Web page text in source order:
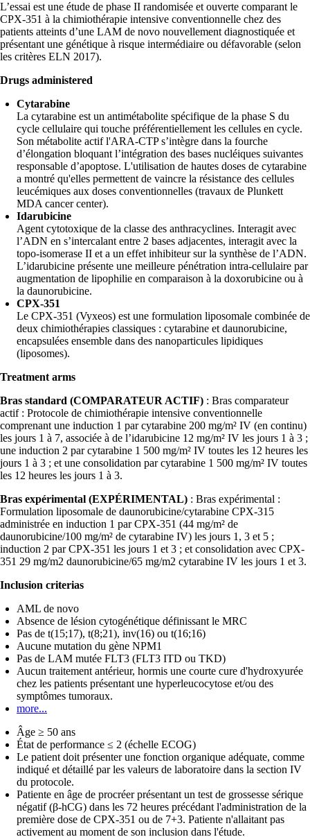
L’essai est une étude de phase II randomisée et ouverte comparant le
CPX-351 à la chimiothérapie intensive conventionnelle chez des
patients atteints d’une LAM de novo nouvellement diagnostiquée et
présentant une génétique à risque intermédiaire ou défavorable (selon
les critères ELN 2017).
Drugs administered
Cytarabine
La cytarabine est un antimétabolite spécifique de la phase S du
cycle cellulaire qui touche préférentiellement les cellules en cycle.
Son métabolite actif l'ARA-CTP s’intègre dans la fourche
d’élongation bloquant l’intégration des bases nucléiques suivantes
responsable d’apoptose. L'utilisation de hautes doses de cytarabine
a montré qu'elles permettent de vaincre la résistance des cellules
leucémiques aux doses conventionnelles (travaux de Plunkett
MDA cancer center).
Idarubicine
Agent cytotoxique de la classe des anthracyclines. Interagit avec
l’ADN en s’intercalant entre 2 bases adjacentes, interagit avec la
topo-isomerase II et a un effet inhibiteur sur la synthèse de l’ADN.
L’idarubicine présente une meilleure pénétration intra-cellulaire par
augmentation de lipophilie en comparaison à la doxorubicine ou à
la daunorubicine.
CPX-351
Le CPX-351 (Vyxeos) est une formulation liposomale combinée de
deux chimiothérapies classiques : cytarabine et daunorubicine,
encapsulées ensemble dans des nanoparticules lipidiques
(liposomes).
Treatment arms
Bras standard (COMPARATEUR ACTIF) : Bras comparateur
actif : Protocole de chimiothérapie intensive conventionnelle
comprenant une induction 1 par cytarabine 200 mg/m² IV (en continu)
les jours 1 à 7, associée à de l’idarubicine 12 mg/m² IV les jours 1 à 3 ;
une induction 2 par cytarabine 1 500 mg/m² IV toutes les 12 heures les
jours 1 à 3 ; et une consolidation par cytarabine 1 500 mg/m² IV toutes
les 12 heures les jours 1 à 3.
Bras expérimental (EXPÉRIMENTAL) : Bras expérimental :
Formulation liposomale de daunorubicine/cytarabine CPX-315
administrée en induction 1 par CPX-351 (44 mg/m² de
daunorubicine/100 mg/m² de cytarabine IV) les jours 1, 3 et 5 ;
induction 2 par CPX-351 les jours 1 et 3 ; et consolidation avec CPX-
351 29 mg/m2 daunorubicine/65 mg/m2 cytarabine IV les jours 1 et 3.
Inclusion criterias
AML de novo
Absence de lésion cytogénétique définissant le MRC
Pas de t(15;17), t(8;21), inv(16) ou t(16;16)
Aucune mutation du gène NPM1
Pas de LAM mutée FLT3 (FLT3 ITD ou TKD)
Aucun traitement antérieur, hormis une courte cure d'hydroxyurée
chez les patients présentant une hyperleucocytose et/ou des
symptômes tumoraux.
more...
Âge ≥ 50 ans
État de performance ≤ 2 (échelle ECOG)
Le patient doit présenter une fonction organique adéquate, comme
indiqué et détaillé par les valeurs de laboratoire dans la section IV
du protocole.
Patiente en âge de procréer présentant un test de grossesse sérique
négatif (β-hCG) dans les 72 heures précédant l'administration de la
première dose de CPX-351 ou de 7+3. Patiente n'allaitant pas
activement au moment de son inclusion dans l'étude.